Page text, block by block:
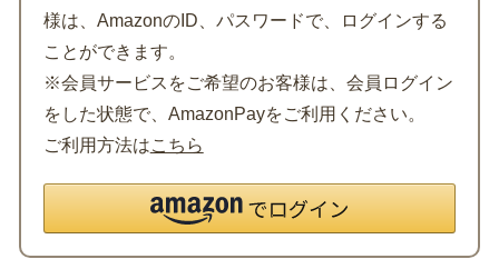
様は、AmazonのID、パスワードで、ログインする
ことができます。
※会員サービスをご希望のお客様は、会員ログイン
をした状態で、AmazonPayをご利用ください。
ご利用方法はこちら